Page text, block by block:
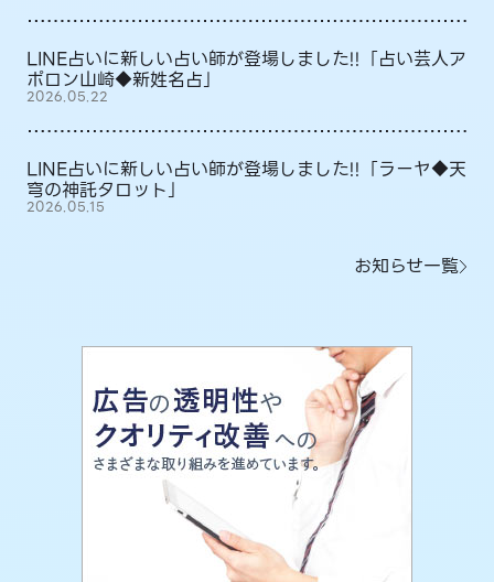
LINE占いに新しい占い師が登場しました!!「占い芸人ア
ポロン山崎◆新姓名占」
2026.05.22
LINE占いに新しい占い師が登場しました!!「ラーヤ◆天
穹の神託タロット」
2026.05.15
お知らせ一覧